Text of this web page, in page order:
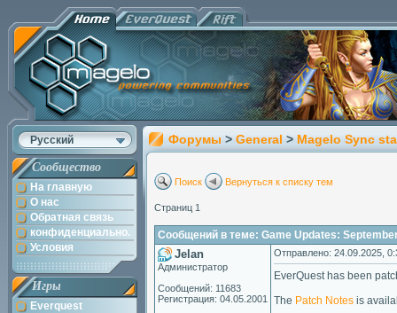
Русский
Сообщество
На главную
О нас
Обратная связь
конфиденциально.
Условия
Игры
Everquest
Форумы > General > Magelo Sync
Поиск Вернуться к списку тем
Страниц 1
Сообщений в теме: Game Updates:
Jelan
Администратор
Сообщений: 11683
Регистрация: 04.05.2001
Отправлено: 24.09.2025,
EverQuest has been
The Patch Notes is